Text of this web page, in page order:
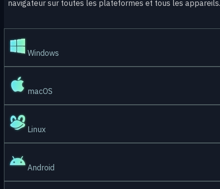
navigateur sur toutes les plateformes et tous les appareils.
Windows
macOS
Linux
Android